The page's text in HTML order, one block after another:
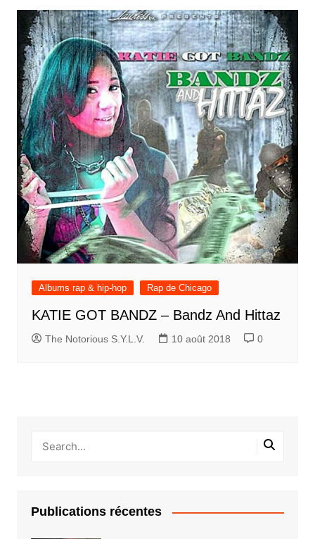
Albums rap & hip-hop Rap de Chicago
KATIE GOT BANDZ – Bandz And Hittaz
The Notorious S.Y.L.V. 10 août 2018 0
Publications récentes